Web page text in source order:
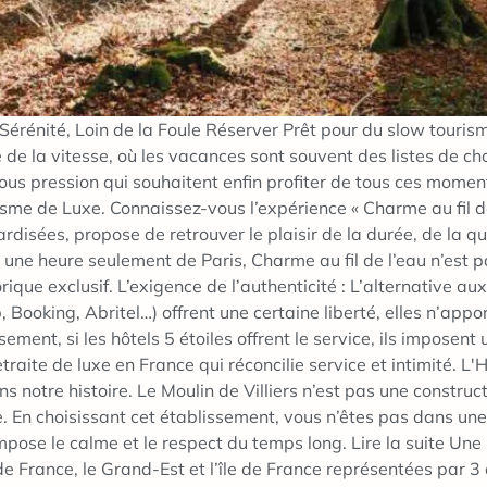
Loin de la Foule Réserver Prêt pour du slow
la vitesse, où les vacances sont souvent des listes de
pression qui souhaitent enfin profiter de tous ces
de Luxe. Connaissez-vous l’expérience « Charme au fil
propose de retrouver le plaisir de la durée, de la
heure seulement de Paris, Charme au fil de l’eau n’est
exclusif. L’exigence de l’authenticité : L’alternative
Abritel…) offrent une certaine liberté, elles
si les hôtels 5 étoiles offrent le service, ils
de luxe en France qui réconcilie service et intimité.
notre histoire. Le Moulin de Villiers n’est pas une
choisissant cet établissement, vous n’êtes pas dans
le calme et le respect du temps long. Lire la suite
France, le Grand-Est et l’île de France représentées par